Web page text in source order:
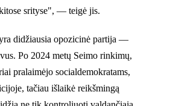
srityse", — teigė jis.
didžiausia opozicinė partija —
Po 2024 metų Seimo rinkimų,
pralaimėjo socialdemokratams,
tačiau išlaikė reikšmingą